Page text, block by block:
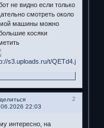
не видно если только
смотреть около
машины можно
косяки
2
22:03
интересно, на